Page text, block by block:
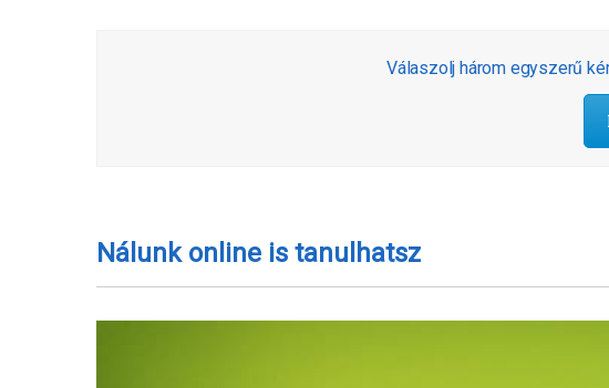
Válaszolj három egyszerű
Nálunk online is tanulhatsz